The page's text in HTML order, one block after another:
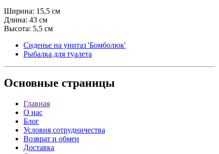
Ширина: 15,5 см
Длина: 43 см
Высота: 5,5 см
Сиденье на унитаз 'Бомболюк'
Рыбалка для туалета
Основные страницы
Главная
О нас
Блог
Условия сотрудничества
Возврат и обмен
Доставка